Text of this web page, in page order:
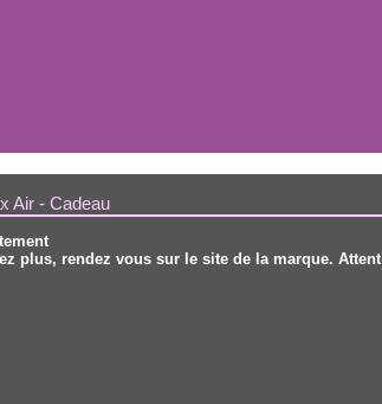
Air - Cadeau
plus, rendez vous sur le site de la marque.